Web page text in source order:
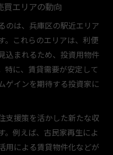
買エリアの動向
のは、兵庫区の駅近エリア
。これらのエリアは、利便
込まれるため、投資用物件
特に、賃貸需要が安定して
ゲインを期待する投資家に
支援策を活かした新たな収
。例えば、古民家再生によ
用による賃貸物件化などが